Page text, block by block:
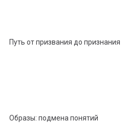
Путь от призвания до признания
Образы: подмена понятий